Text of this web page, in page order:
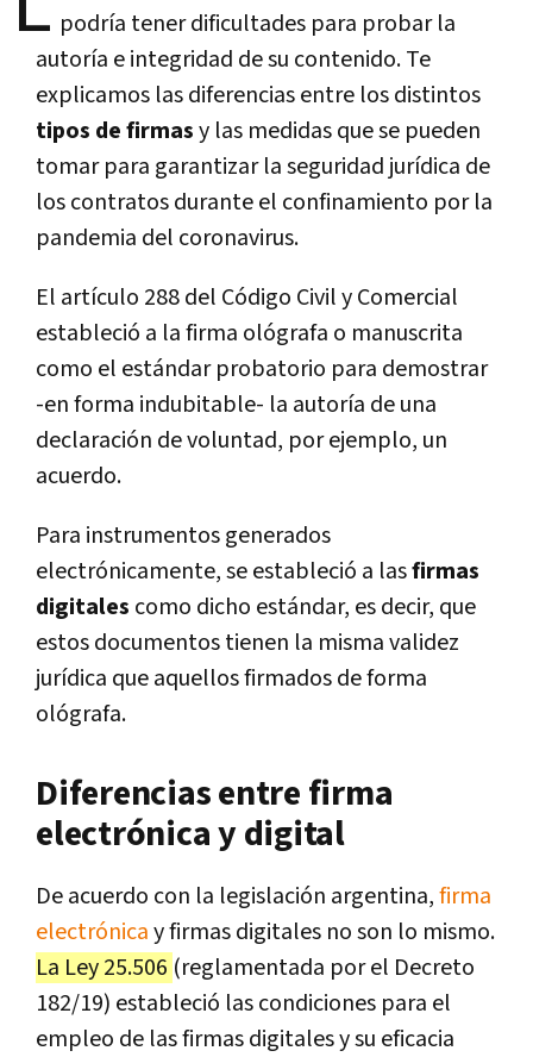
podría tener dificultades para probar la
autoría e integridad de su contenido. Te
explicamos las diferencias entre los distintos
tipos de firmasy las medidas que se pueden
tomar para garantizar la seguridad jurídica de
los contratos durante el confinamiento por la
pandemia del coronavirus.
El artículo 288 del Código Civil y Comercial
estableció a la firma ológrafa o manuscrita
como el estándar probatorio para demostrar
-en forma indubitable- la autoría de una
declaración de voluntad, por ejemplo, un
acuerdo.
Para instrumentos generados
electrónicamente, se estableció a lasfirmas
digitales como dicho estándar, es decir, que
estos documentos tienen la misma validez
jurídica que aquellos firmados de forma
ológrafa.
Diferencias entre firma
electrónica y digital
De acuerdo con la legislación argentina,firma
electrónicay firmas digitales no son lo mismo.
La Ley 25.506 (reglamentada por el Decreto
182/19) estableció las condiciones para el
empleo de las firmas digitales y su eficacia